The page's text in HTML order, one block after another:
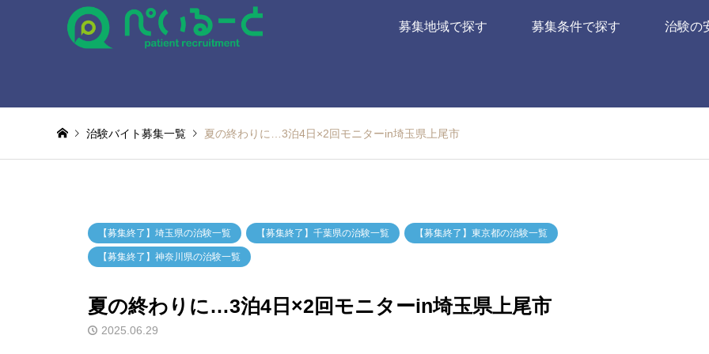
募集地域で探す 募集条件で探す 治験の
治験バイト募集一覧 夏の終わりに…3泊4日×2回モニターin埼玉県上尾市
【募集終了】埼玉県の治験一覧 【募集終了】千葉県の治験一覧 【募集終了】東京都の治験一覧
【募集終了】神奈川県の治験一覧
夏の終わりに…3泊4日×2回モニターin埼玉県上尾市
2025.06.29